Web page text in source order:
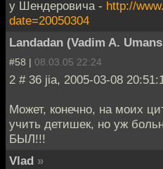
у Шендеровича - http://
date=20050304
Landadan (Vadim A.
#58 | 08.03.05 22:24
2 # 36 jia, 2005-03-08
Может, конечно, на моих
учить детишек, но уж
БЫЛ!!!
Vlad »